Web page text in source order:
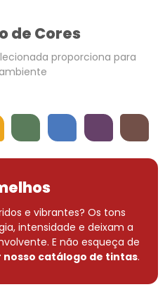
de Cores
proporciona para
VerdesAzuis Violetas
e vibrantes? Os tons
intensidade e deixam a
E não esqueça de
catálogo de tintas.